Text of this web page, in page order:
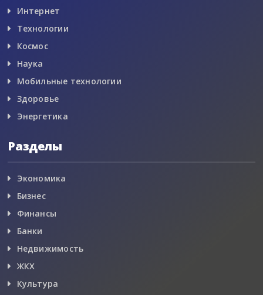
Интернет
Технологии
Космос
Наука
Мобильные технологии
Здоровье
Энергетика
Разделы
Экономика
Бизнес
Финансы
Банки
Недвижимость
ЖКХ
Культура